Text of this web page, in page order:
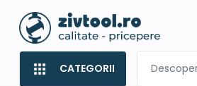
CATEGORII